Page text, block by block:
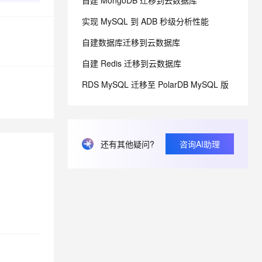
实现 MySQL 到 ADB 秒级分析性能
自建数据库迁移到云数据库
自建 Redis 迁移到云数据库
RDS MySQL 迁移至 PolarDB MySQL 版
还有其他疑问? 咨询AI助理
构建大模型应用的安全防护体系
通过阿里云安全产品对 AI 应用进行安全防护